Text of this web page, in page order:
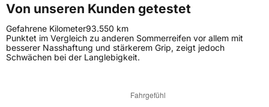
Von unseren Kunden getestet
Gefahrene Kilometer93.550 km
Punktet im Vergleich zu anderen Sommerreifen vor allem mit
besserer Nasshaftung und stärkerem Grip, zeigt jedoch
Schwächen bei der Langlebigkeit.